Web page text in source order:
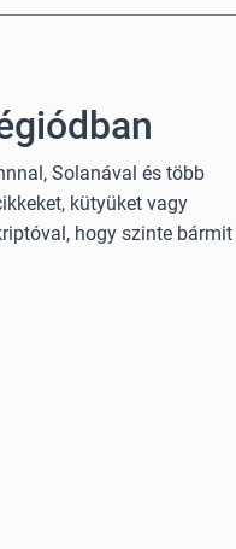
Solanával és több
kütyüket vagy
hogy szinte bármit